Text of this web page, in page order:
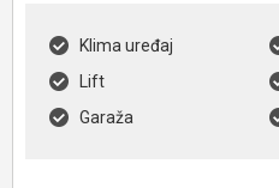
Klima uređaj
Lift
Garaža